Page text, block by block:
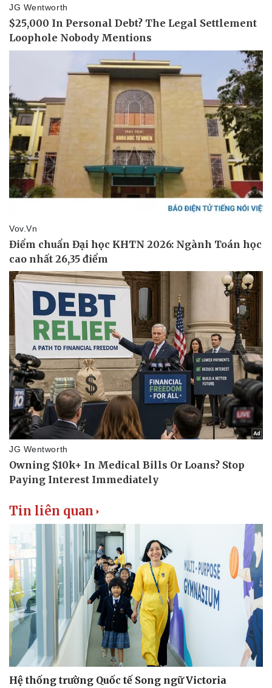
Du lịch
Tư vấn
Săn Tour
check-in
Podcast
Câu chuyện thời sự
Đọc truyện đêm khuya
Cửa sổ tình yêu
Kể chuyện cho bé
Tin liên quan
Hệ thống trường Quốc tế Song ngữ Victoria